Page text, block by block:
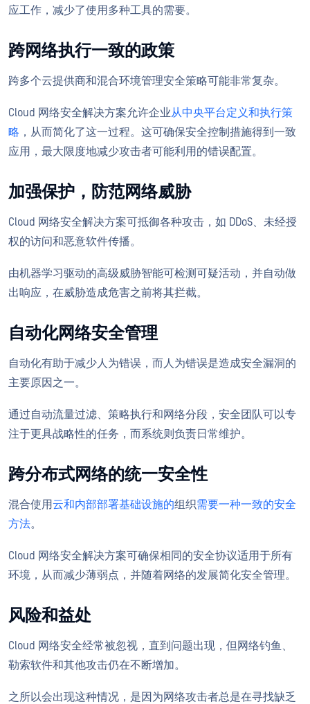
应工作，减少了使用多种工具的需要。
跨网络执行一致的政策
跨多个云提供商和混合环境管理安全策略可能非常复杂。
Cloud 网络安全解决方案允许企业从中央平台定义和执行策
略 ，从而简化了这一过程。这可确保安全控制措施得到一致
应用，最大限度地减少攻击者可能利用的错误配置。
加强保护，防范网络威胁
Cloud 网络安全解决方案可抵御各种攻击，如 DDoS、未经授
权的访问和恶意软件传播。
由机器学习驱动的高级威胁智能可检测可疑活动，并自动做
出响应，在威胁造成危害之前将其拦截。
自动化网络安全管理
自动化有助于减少人为错误，而人为错误是造成安全漏洞的
主要原因之一。
通过自动流量过滤、策略执行和网络分段，安全团队可以专
注于更具战略性的任务，而系统则负责日常维护。
跨分布式网络的统一安全性
混合使用云和内部部署基础设施的组织需要一种一致的安全
方法。
Cloud 网络安全解决方案可确保相同的安全协议适用于所有
环境，从而减少薄弱点，并随着网络的发展简化安全管理。
风险和益处
Cloud 网络安全经常被忽视，直到问题出现，但网络钓鱼、
勒索软件和其他攻击仍在不断增加。
之所以会出现这种情况，是因为网络攻击者总是在寻找缺乏